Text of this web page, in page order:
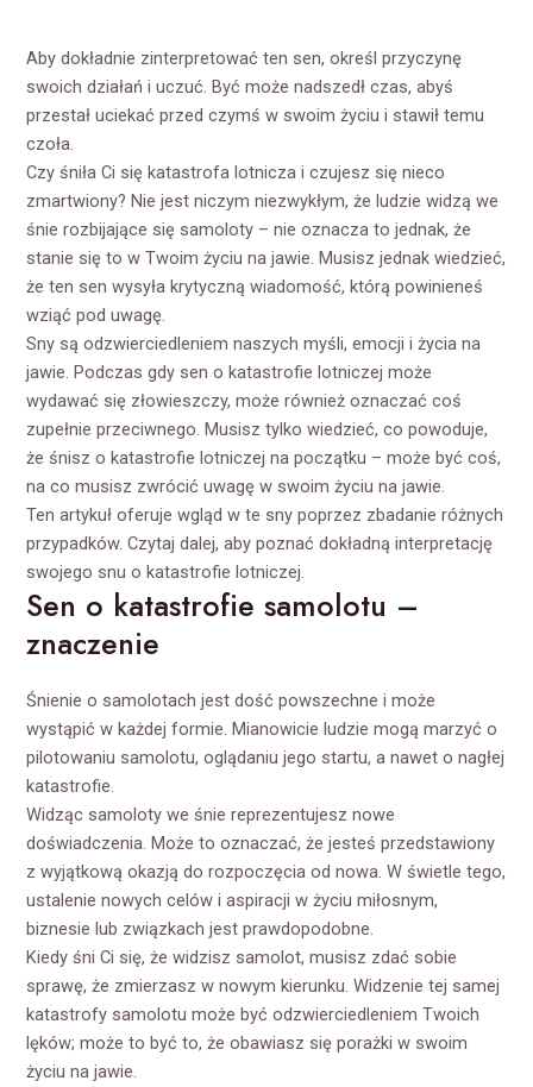
Aby dokładnie zinterpretować ten sen, określ przyczynę
swoich działań i uczuć. Być może nadszedł czas, abyś
przestał uciekać przed czymś w swoim życiu i stawił temu
czoła.
Czy śniła Ci się katastrofa lotnicza i czujesz się nieco
zmartwiony? Nie jest niczym niezwykłym, że ludzie widzą we
śnie rozbijające się samoloty – nie oznacza to jednak, że
stanie się to w Twoim życiu na jawie. Musisz jednak wiedzieć,
że ten sen wysyła krytyczną wiadomość, którą powinieneś
wziąć pod uwagę.
Sny są odzwierciedleniem naszych myśli, emocji i życia na
jawie. Podczas gdy sen o katastrofie lotniczej może
wydawać się złowieszczy, może również oznaczać coś
zupełnie przeciwnego. Musisz tylko wiedzieć, co powoduje,
że śnisz o katastrofie lotniczej na początku – może być coś,
na co musisz zwrócić uwagę w swoim życiu na jawie.
Ten artykuł oferuje wgląd w te sny poprzez zbadanie różnych
przypadków. Czytaj dalej, aby poznać dokładną interpretację
swojego snu o katastrofie lotniczej.
Sen o katastrofie samolotu –
znaczenie
Śnienie o samolotach jest dość powszechne i może
wystąpić w każdej formie. Mianowicie ludzie mogą marzyć o
pilotowaniu samolotu, oglądaniu jego startu, a nawet o nagłej
katastrofie.
Widząc samoloty we śnie reprezentujesz nowe
doświadczenia. Może to oznaczać, że jesteś przedstawiony
z wyjątkową okazją do rozpoczęcia od nowa. W świetle tego,
ustalenie nowych celów i aspiracji w życiu miłosnym,
biznesie lub związkach jest prawdopodobne.
Kiedy śni Ci się, że widzisz samolot, musisz zdać sobie
sprawę, że zmierzasz w nowym kierunku. Widzenie tej samej
katastrofy samolotu może być odzwierciedleniem Twoich
lęków; może to być to, że obawiasz się porażki w swoim
życiu na jawie.